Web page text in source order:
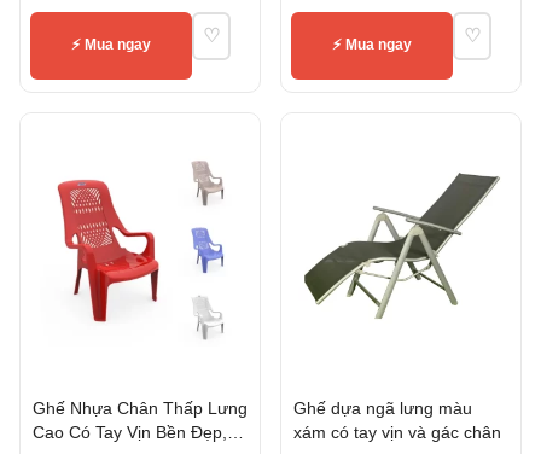
⚡ Mua ngay ♡ ⚡ Mua ngay ♡
Ghế Nhựa Chân Thấp Lưng
Cao Có Tay Vịn Bền Đẹp,
Ghế dựa ngã lưng màu
xám có tay vịn và gác chân